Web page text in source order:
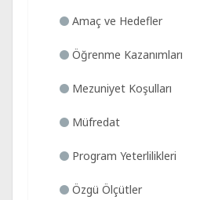
Amaç ve Hedefler
Öğrenme Kazanımları
Mezuniyet Koşulları
Müfredat
Program Yeterlilikleri
Özgü Ölçütler